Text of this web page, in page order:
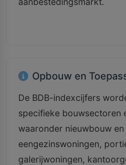
Opbouw en
De BDB-indexcijfers
specifieke bouwsectoren
waaronder nieuwbouw
eengezinswoningen,
galerijwoningen,